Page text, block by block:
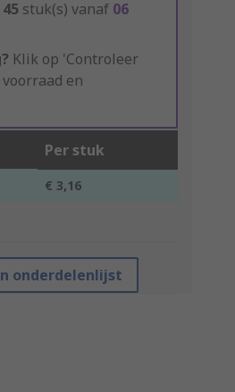
45 stuk(s) vanaf 06
Klik op 'Controleer
en
Per stuk
€ 3,16
onderdelenlijst